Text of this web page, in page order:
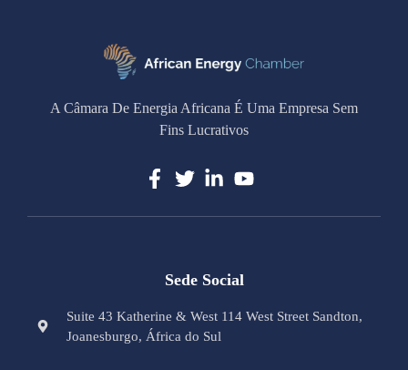
A Câmara De Energia Africana É Uma Empresa Sem
Fins Lucrativos
Sede Social
Suite 43 Katherine & West 114 West Street Sandton,
Joanesburgo, África do Sul